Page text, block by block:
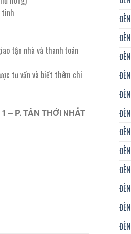
₫.
tinh
tận nhà và thanh toán
tư vấn và biết thêm chi
– P. TÂN THỚI NHẤT